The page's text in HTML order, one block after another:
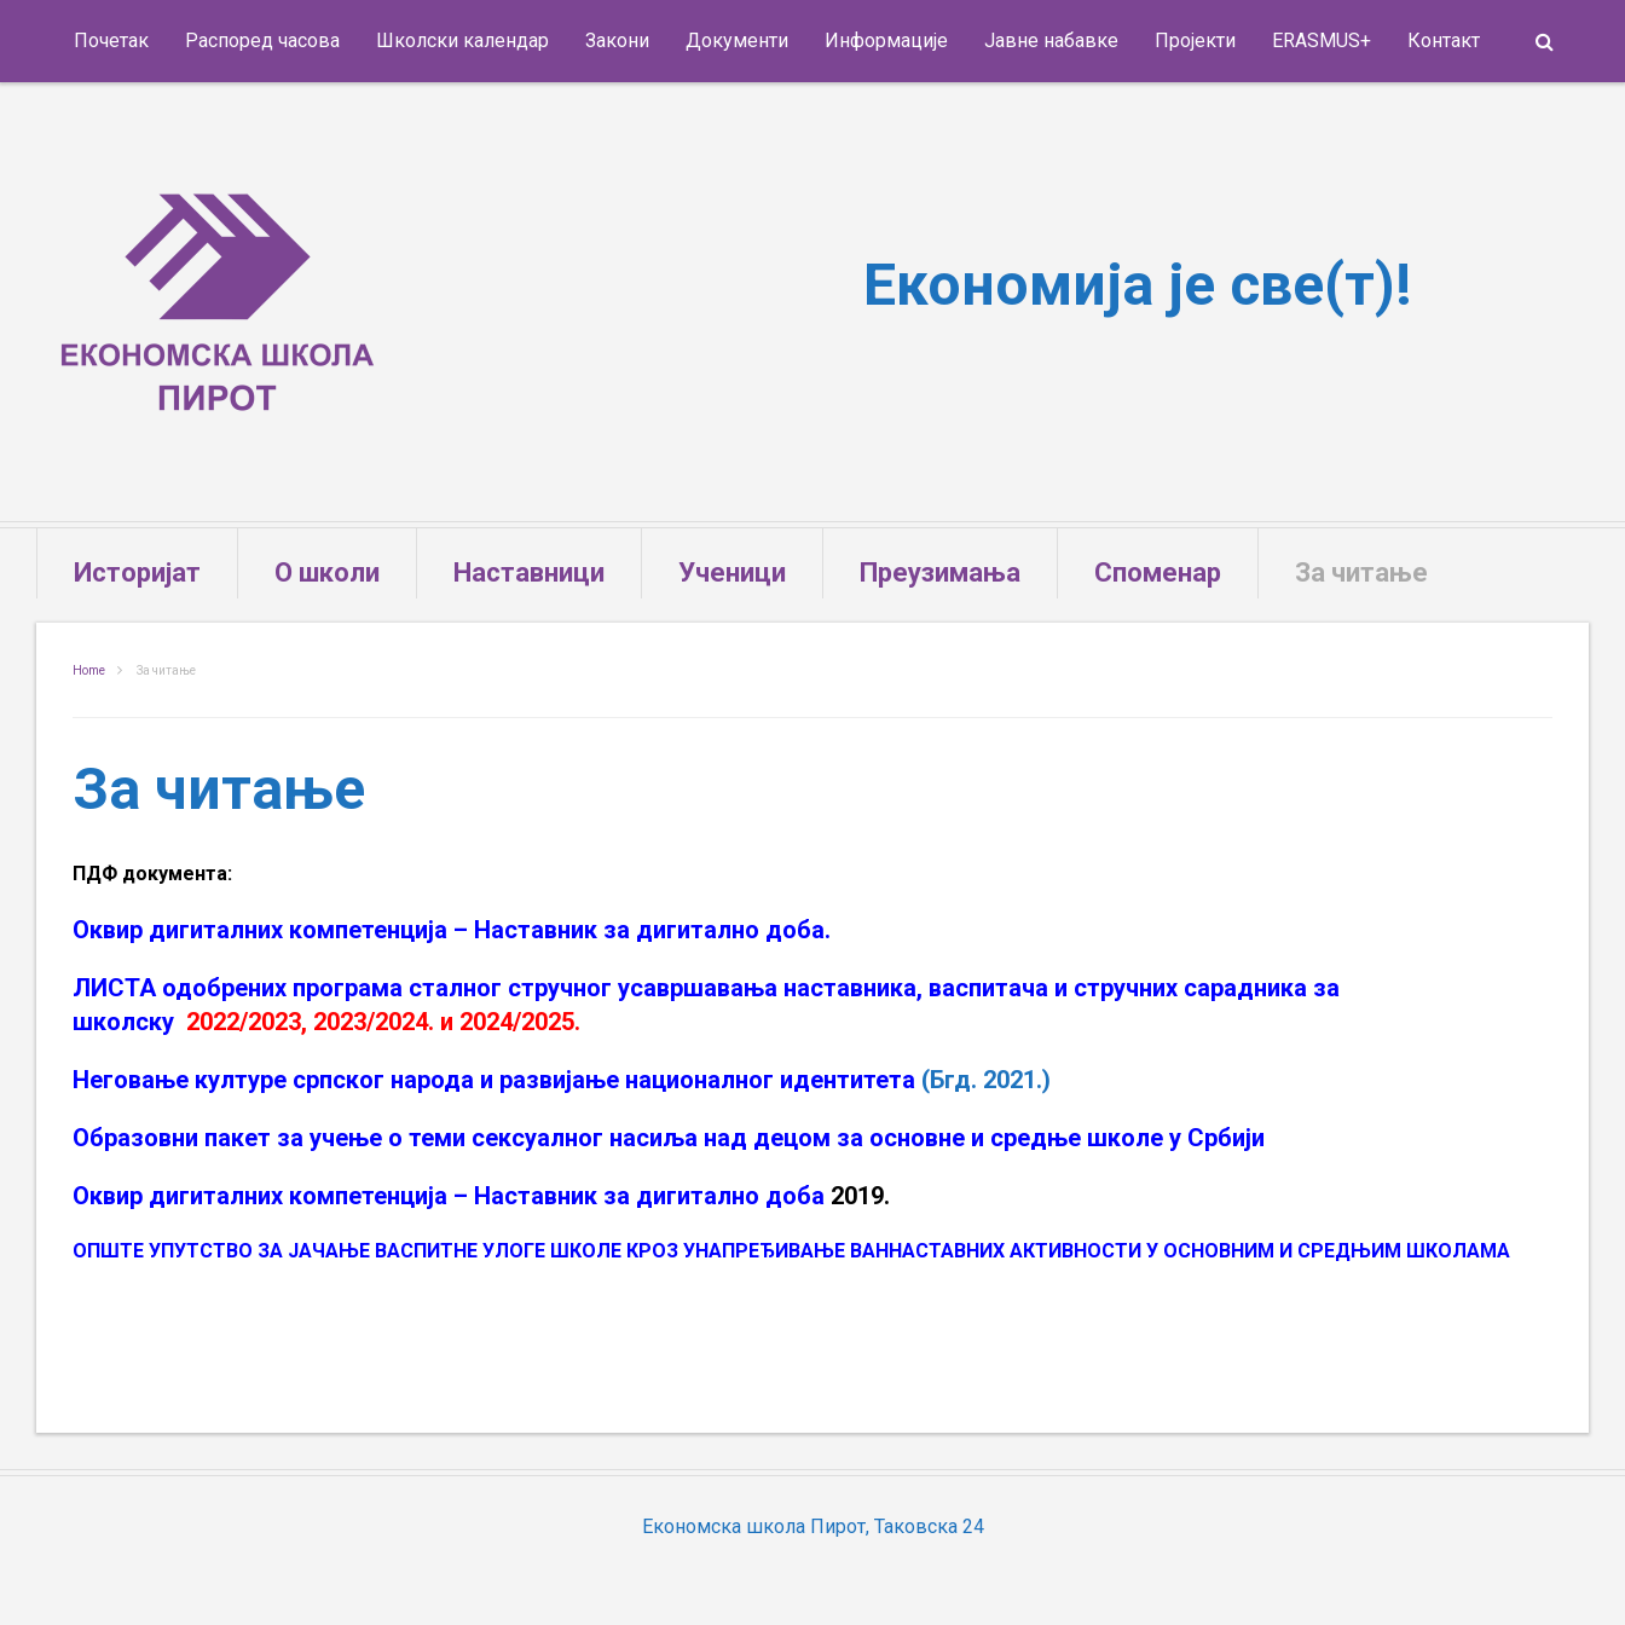
Почетак
Распоред часова Школски календар Закони Документи Информације Јавне набавке Пројекти ERASMUS+ Контакт
Економија је све(т)!
Историјат О школи Наставници Ученици Преузимања Споменар За читање
Home За читање
За читање
ПДФ документа:
Оквир дигиталних компетенција – Наставник за дигитално доба.
ЛИСТА одобрених програма сталног стручног усавршавања наставника, васпитача и стручних сарадника за
школску 2022/2023, 2023/2024. и 2024/2025.
Неговање културе српског народа и развијање националног идентитета (Бгд. 2021.)
Образовни пакет за учење о теми сексуалног насиља над децом за основне и средње школе у Србији
Оквир дигиталних компетенција – Наставник за дигитално доба 2019.
ОПШТЕ УПУТСТВО ЗА ЈАЧАЊЕ ВАСПИТНЕ УЛОГЕ ШКОЛЕ КРОЗ УНАПРЕЂИВАЊЕ ВАННАСТАВНИХ АКТИВНОСТИ У ОСНОВНИМ И СРЕДЊИМ ШКОЛАМА
Економска школа Пирот, Таковска 24